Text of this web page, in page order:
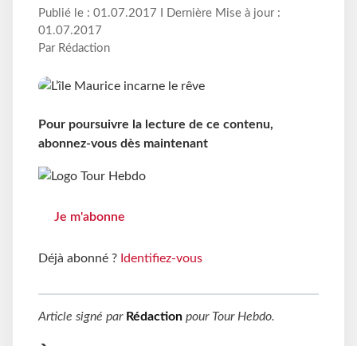
Publié le : 01.07.2017 I Dernière Mise à jour :
01.07.2017
Par Rédaction
Pour poursuivre la lecture de ce contenu,
abonnez-vous dès maintenant
Je m'abonne
Déjà abonné ? Identifiez-vous
Article signé par Rédaction pour Tour Hebdo.